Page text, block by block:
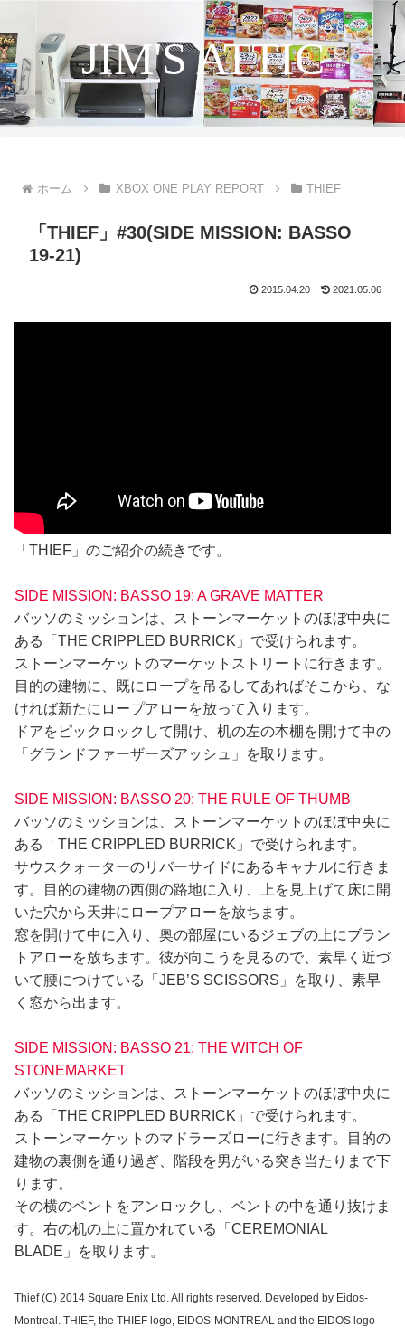
JIM'S ATTIC
ホーム XBOX ONE PLAY REPORT THIEF
「THIEF」#30(SIDE MISSION: BASSO
19-21)
2015.04.20 2021.05.06
「THIEF」のご紹介の続きです。
SIDE MISSION: BASSO 19: A GRAVE MATTER
バッソのミッションは、ストーンマーケットのほぼ中央に
ある「THE CRIPPLED BURRICK」で受けられます。
ストーンマーケットのマーケットストリートに行きます。
目的の建物に、既にロープを吊るしてあればそこから、な
ければ新たにロープアローを放って入ります。
ドアをピックロックして開け、机の左の本棚を開けて中の
「グランドファーザーズアッシュ」を取ります。
SIDE MISSION: BASSO 20: THE RULE OF THUMB
バッソのミッションは、ストーンマーケットのほぼ中央に
ある「THE CRIPPLED BURRICK」で受けられます。
サウスクォーターのリバーサイドにあるキャナルに行きま
す。目的の建物の西側の路地に入り、上を見上げて床に開
いた穴から天井にロープアローを放ちます。
窓を開けて中に入り、奥の部屋にいるジェブの上にブラン
トアローを放ちます。彼が向こうを見るので、素早く近づ
いて腰につけている「JEB’S SCISSORS」を取り、素早
く窓から出ます。
SIDE MISSION: BASSO 21: THE WITCH OF
STONEMARKET
バッソのミッションは、ストーンマーケットのほぼ中央に
ある「THE CRIPPLED BURRICK」で受けられます。
ストーンマーケットのマドラーズローに行きます。目的の
建物の裏側を通り過ぎ、階段を男がいる突き当たりまで下
ります。
その横のベントをアンロックし、ベントの中を通り抜けま
す。右の机の上に置かれている「CEREMONIAL
BLADE」を取ります。
Thief (C) 2014 Square Enix Ltd. All rights reserved. Developed by Eidos-
Montreal. THIEF, the THIEF logo, EIDOS-MONTREAL and the EIDOS logo